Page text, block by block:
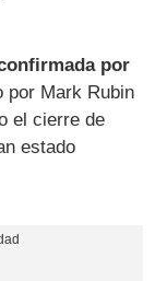
por
por Mark Rubin
el cierre de
estado